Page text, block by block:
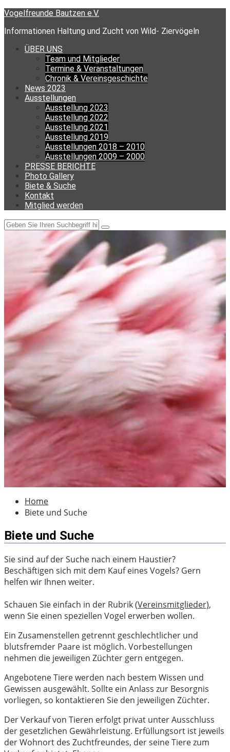
Skip
content
Vogelfreunde Bautzen e.V.
Informationen Haltung und Zucht von Wild- Ziervögeln
ÜBER UNS
Team und Mitglieder
Termine & Veranstaltungen
Chronik & Vereinsgeschichte
News 2023
Ausstellungen
Ausstellung 2023
Ausstellung 2022
Ausstellung 2021
Ausstellung 2019
Ausstellungen 2018 – 2010
Ausstellungen 2009 – 2000
PRESSE BERICHTE
Photo Gallery
Biete & Suche
Kontakt
Mitglied werden
Home
Biete und Suche
Biete und Suche
Sie sind auf der Suche nach einem Haustier?
Beschäftigen sich mit dem Kauf eines Vogels? Gern
helfen wir Ihnen weiter.
Schauen Sie einfach in der Rubrik (Vereinsmitglieder),
wenn Sie einen speziellen Vogel erwerben wollen.
Ein Zusamenstellen getrennt geschlechtlicher und
blutsfremder Paare ist möglich. Vorbestellungen
nehmen die jeweiligen Züchter gern entgegen.
Angebotene Tiere werden nach bestem Wissen und
Gewissen ausgewählt. Sollte ein Anlass zur Besorgnis
vorliegen, so kontaktieren Sie den jeweiligen Züchter.
Der Verkauf von Tieren erfolgt privat unter Ausschluss
der gesetzlichen Gewährleistung. Erfüllungsort ist jeweils
der Wohnort des Zuchtfreundes, der seine Tiere zum